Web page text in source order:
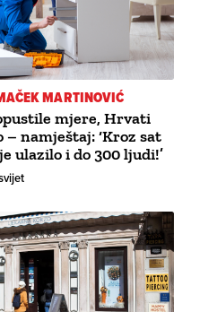
MARTINOVIĆ
mjere, Hrvati
namještaj: ‘Kroz sat
ulazilo i do 300 ljudi!’